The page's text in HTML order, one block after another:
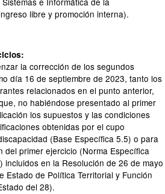
libre y promoción interna).
la corrección de los segundos
día 16 de septiembre de 2023, tanto los
relacionados en el punto anterior,
no habiéndose presentado al primer
los supuestos y las condiciones
obtenidas por el cupo
(Base Específica 5.5) o para
del primer ejercicio (Norma Específica
incluidos en la Resolución de 26 de mayo
Estado de Política Territorial y Función
del 28).